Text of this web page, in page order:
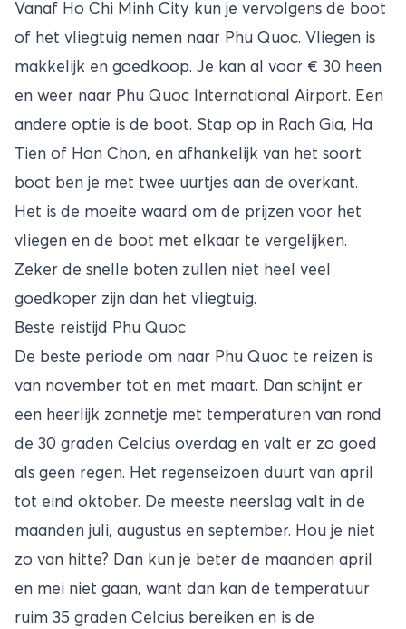
Vanaf Ho Chi Minh City kun je vervolgens de boot
of het vliegtuig nemen naar Phu Quoc. Vliegen is
makkelijk en goedkoop. Je kan al voor € 30 heen
en weer naar Phu Quoc International Airport. Een
andere optie is de boot. Stap op in Rach Gia, Ha
Tien of Hon Chon, en afhankelijk van het soort
boot ben je met twee uurtjes aan de overkant.
Het is de moeite waard om de prijzen voor het
vliegen en de boot met elkaar te vergelijken.
Zeker de snelle boten zullen niet heel veel
goedkoper zijn dan het vliegtuig.
Beste reistijd Phu Quoc
De beste periode om naar Phu Quoc te reizen is
van november tot en met maart. Dan schijnt er
een heerlijk zonnetje met temperaturen van rond
de 30 graden Celcius overdag en valt er zo goed
als geen regen. Het regenseizoen duurt van april
tot eind oktober. De meeste neerslag valt in de
maanden juli, augustus en september. Hou je niet
zo van hitte? Dan kun je beter de maanden april
en mei niet gaan, want dan kan de temperatuur
ruim 35 graden Celcius bereiken en is de